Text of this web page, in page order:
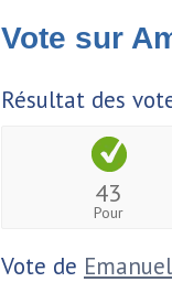
Vote sur
Résultat des
43
Pour
Vote de